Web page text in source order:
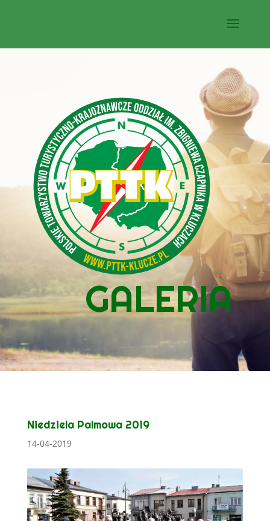
GALERIA
Niedziela Palmowa 2019
14-04-2019